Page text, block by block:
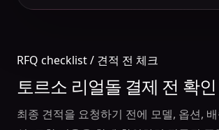
RFQ checklist / 견적 전 체크
토르소 리얼돌 결제 전 확
최종 견적을 요청하기 전에 모델, 옵션,